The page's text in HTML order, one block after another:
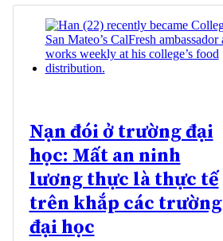
Nạn đói ở trường đại
học: Mất an ninh
lương thực là thực tế
trên khắp các trường
đại học